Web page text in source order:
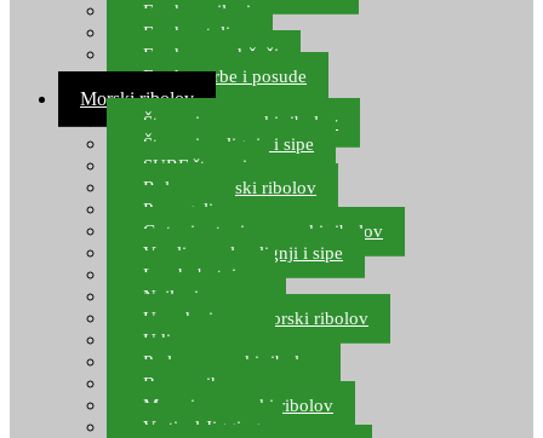
Feeder najloni
Feeder stolice
Feeder arm držači
Feeder torbe i posude
Morski ribolov
Štapovi za morski ribolov
Štapovi za lignje i sipe
SURF štapovi
Role za morski ribolov
Parangali
Gotovi setovi za morski ribolov
Varalice za lov lignji i sipe
Lov hobotnice
Najloni za more
Upredenice za morski ribolov
Udice za more
Perle za morski ribolov
Brum prihrana za more
Mamci za morski ribolov
Vertical Jigging